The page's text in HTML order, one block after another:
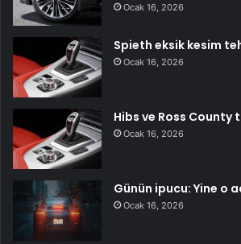
Ocak 16, 2026
Spieth eksik kesim
Ocak 16, 2026
Hibs ve Ross
Ocak 16, 2026
Günün ipucu: Yine o
Ocak 16, 2026